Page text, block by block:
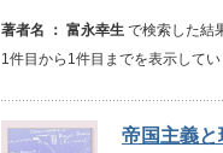
著者名 ： 富永幸生 で検索した結
1件目から1件目までを表示して
帝国主義と